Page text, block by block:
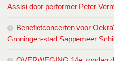
Assisi door performer Peter
Benefietconcerten voor
Groningen-stad Sappemeer